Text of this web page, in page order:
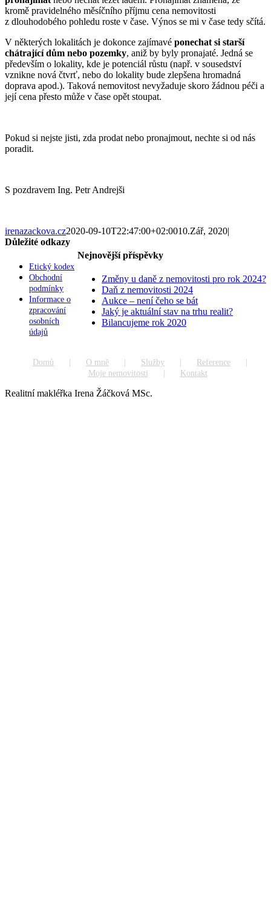
kromě pravidelného měsíčního příjmu cena nemovitosti
z dlouhodobého pohledu roste v čase. Výnos se mi v čase tedy sčítá.
V některých lokalitách je dokonce zajímavé ponechat si starší
chátrající dům nebo pozemky, aniž by byly pronajaté. Jedná se
především o lokality, kde je potenciál růstu (např. v sousedství
vznikne nová čtvrť, nebo do lokality bude zlepšena hromadná
doprava apod.). Taková nemovitost nevyžaduje skoro žádnou péči a
její cena přesto může v čase opět stoupat.
Pokud si nejste jisti, zda prodat nebo pronajmout, nechte si od nás
poradit.
S pozdravem Ing. Petr Andrejši
irenazackova.cz2020-09-10T22:47:00+02:0010.Zář, 2020|
Nejnovější příspěvky
Změny u daně z nemovitosti pro rok 2024?
Daň z nemovitosti 2024
Aukce – není čeho se bát
Jaký je aktuální stav na trhu realit?
Bilancujeme rok 2020
Důležité odkazy
Etický kodex
Obchodní
podmínky
Informace o
zpracování
osobních
údajů
Domů O mně Služby
Reference
Moje nemovitosti
Kontakt
Realitní makléřka Irena Žáčková MSc.